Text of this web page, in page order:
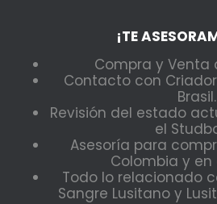
¡TE
Compra y Venta
Contacto con
Brasil.
Revisión del estado
el
Asesoría para
Colombia y en
Todo lo relacionado
Sangre Lusitano y